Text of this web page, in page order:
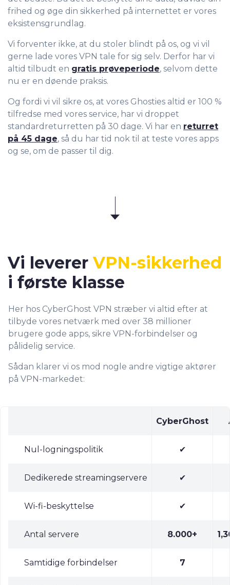
frihed og øge din sikkerhed på internettet er vores
eksistensgrundlag.
Vi forventer ikke, at du stoler blindt på os, og vi vil
gerne lade vores VPN tale for sig selv. Derfor har vi
altid tilbudt en gratis prøveperiode, selvom dette
nu er en døende praksis.
Og fordi vi vil sikre os, at vores Ghosties altid er 100 %
tilfredse med vores service, har vi droppet
standardreturretten på 30 dage. Vi har en returret
på 45 dage, så du har tid nok til at teste vores apps
og se, om de passer til dig.
Vi levererVPN-sikkerhed
i første klasse
Her hos CyberGhost VPN stræber vi altid efter at
tilbyde vores netværk med over 38 millioner
brugere gode apps, sikre VPN-forbindelser og
pålidelig service.
Sådan klarer vi os mod nogle andre vigtige aktører
på VPN-markedet:
CyberGhost
Nul-logningspolitik ✔
Dedikerede streamingservere ✔
Wi-fi-beskyttelse ✔
Antal servere 8.000+
Samtidige forbindelser 7